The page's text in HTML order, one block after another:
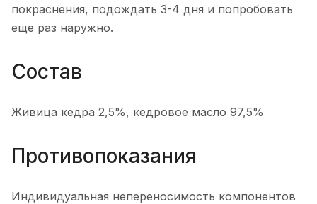
покраснения, подождать 3-4 дня и попробовать
еще раз наружно.
Состав
Живица кедра 2,5%, кедровое масло 97,5%
Противопоказания
Индивидуальная непереносимость компонентов